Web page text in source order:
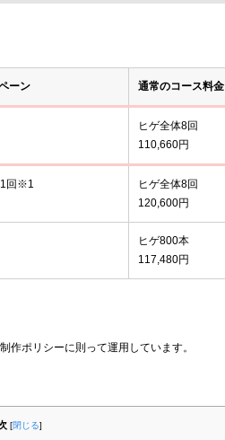
ーン 通常のコース料金
ヒゲ全体8回
110,660円
回※1
ヒゲ全体8回
120,600円
ヒゲ800本
117,480円
作ポリシーに則って運用しています。
[閉じる]